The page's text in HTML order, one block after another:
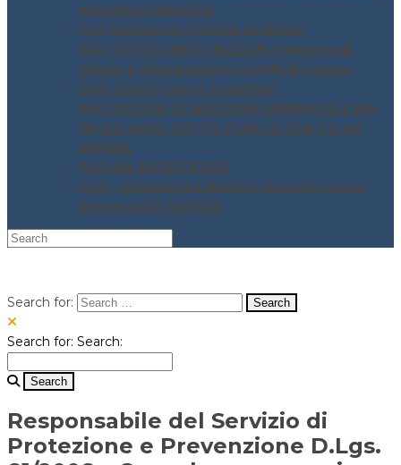
movimenti ripetitivi
FAQ Radiazioni Ottiche Artificiali
FAQ TESTO UNICO 81/2028 in materia di
Salute e Sicurezza nei Luoghi di Lavoro
FAQ Stress Lavoro Correlato
FAQ SISTEMI DI GESTIONE AMBIENTALE UNI
EN ISO 14001 TUTTO QUELLO CHE C’È DA
SAPERE
FAQ UNI EN ISO 37001
FAQ – Valutazione Rischio incendio nuovo
Decreto DM 03/06/21
Search for:
Search for: Search:
Responsabile del Servizio di
Protezione e Prevenzione D.Lgs.